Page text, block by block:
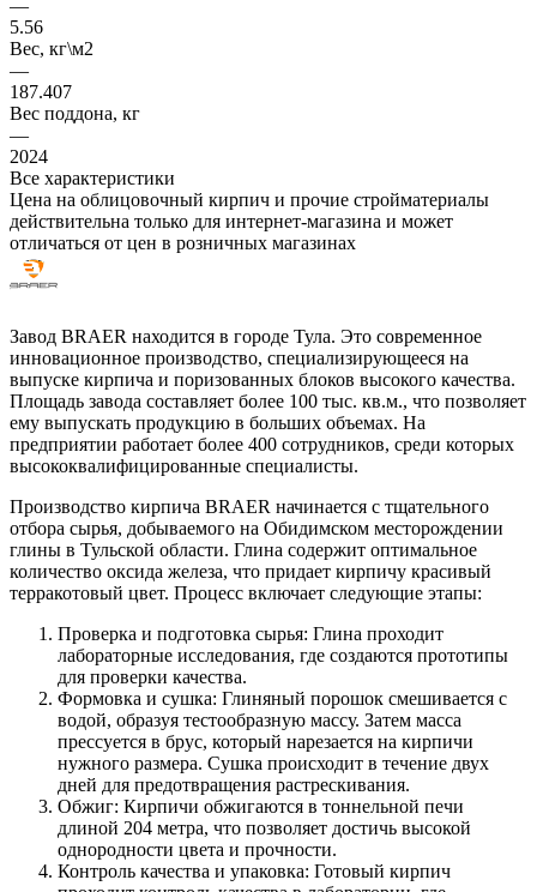
—
5.56
Вес, кг\м2
—
187.407
Вес поддона, кг
—
2024
Все характеристики
Цена на облицовочный кирпич и прочие стройматериалы
действительна только для интернет-магазина и может
отличаться от цен в розничных магазинах
Завод BRAER находится в городе Тула. Это современное
инновационное производство, специализирующееся на
выпуске кирпича и поризованных блоков высокого качества.
Площадь завода составляет более 100 тыс. кв.м., что позволяет
ему выпускать продукцию в больших объемах. На
предприятии работает более 400 сотрудников, среди которых
высококвалифицированные специалисты.
Производство кирпича BRAER начинается с тщательного
отбора сырья, добываемого на Обидимском месторождении
глины в Тульской области. Глина содержит оптимальное
количество оксида железа, что придает кирпичу красивый
терракотовый цвет. Процесс включает следующие этапы:
Проверка и подготовка сырья: Глина проходит
лабораторные исследования, где создаются прототипы
для проверки качества.
Формовка и сушка: Глиняный порошок смешивается с
водой, образуя тестообразную массу. Затем масса
прессуется в брус, который нарезается на кирпичи
нужного размера. Сушка происходит в течение двух
дней для предотвращения растрескивания.
Обжиг: Кирпичи обжигаются в тоннельной печи
длиной 204 метра, что позволяет достичь высокой
однородности цвета и прочности.
Контроль качества и упаковка: Готовый кирпич